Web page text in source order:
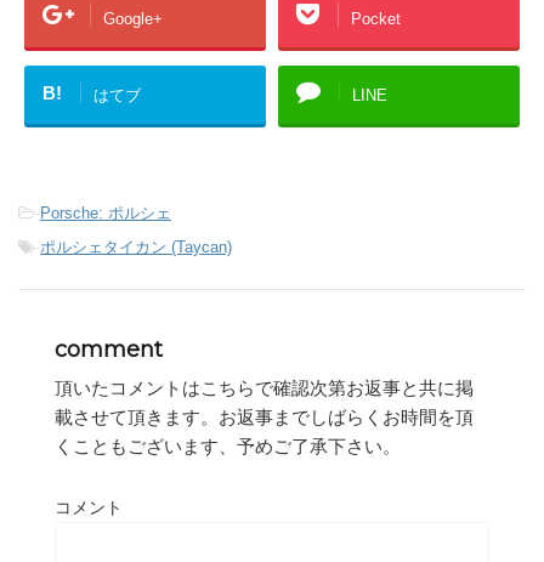
Google+ Pocket
B! はてブ LINE
-Porsche: ポルシェ
-ポルシェタイカン (Taycan)
comment
頂いたコメントはこちらで確認次第お返事と共に掲
載させて頂きます。お返事までしばらくお時間を頂
くこともございます、予めご了承下さい。
コメント